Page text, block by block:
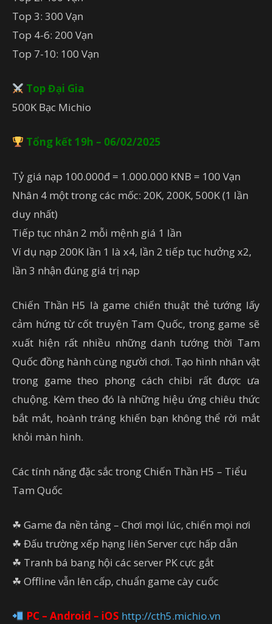
Top 3: 300 Vạn
Top 4-6: 200 Vạn
Top 7-10: 100 Vạn
Top Đại Gia
500K Bạc Michio
Tổng kết 19h – 06/02/2025
Tỷ giá nạp 100.000đ = 1.000.000 KNB = 100 Vạn
Nhân 4 một trong các mốc: 20K, 200K, 500K (1 lần
duy nhất)
Tiếp tục nhân 2 mỗi mệnh giá 1 lần
Ví dụ nạp 200K lần 1 là x4, lần 2 tiếp tục hưởng x2,
lần 3 nhận đúng giá trị nạp
Chiến Thần H5 là game chiến thuật thẻ tướng lấy
cảm hứng từ cốt truyện Tam Quốc, trong game sẽ
xuất hiện rất nhiều những danh tướng thời Tam
Quốc đồng hành cùng người chơi. Tạo hình nhân vật
trong game theo phong cách chibi rất được ưa
chuộng. Kèm theo đó là những hiệu ứng chiêu thức
bắt mắt, hoành tráng khiến bạn không thể rời mắt
khỏi màn hình.
Các tính năng đặc sắc trong Chiến Thần H5 – Tiểu
Tam Quốc
☘ Game đa nền tảng – Chơi mọi lúc, chiến mọi nơi
☘ Đấu trường xếp hạng liên Server cực hấp dẫn
☘ Tranh bá bang hội các server PK cực gắt
☘ Offline vẫn lên cấp, chuẩn game cày cuốc
PC – Android – iOS http://cth5.michio.vn